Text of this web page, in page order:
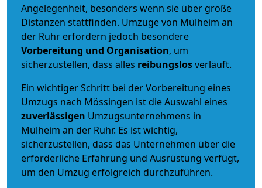
Angelegenheit, besonders wenn sie über große
Distanzen stattfinden. Umzüge von Mülheim an
der Ruhr erfordern jedoch besondere
Vorbereitung und Organisation, um
sicherzustellen, dass alles reibungslosverläuft.
Ein wichtiger Schritt bei der Vorbereitung eines
Umzugs nach Mössingen ist die Auswahl eines
zuverlässigen Umzugsunternehmens in
Mülheim an der Ruhr. Es ist wichtig,
sicherzustellen, dass das Unternehmen über die
erforderliche Erfahrung und Ausrüstung verfügt,
um den Umzug erfolgreich durchzuführen.